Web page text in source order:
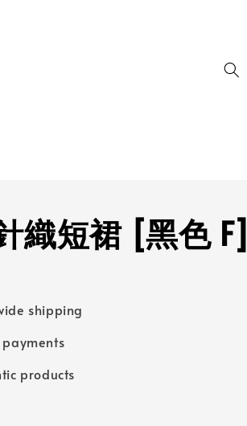
織短裙 [黑色 F]
shipping
payments
products